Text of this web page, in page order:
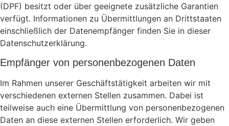
(DPF) besitzt oder über geeignete zusätzliche Garantien
verfügt. Informationen zu Übermittlungen an Drittstaaten
einschließlich der Datenempfänger finden Sie in dieser
Datenschutzerklärung.
Empfänger von personenbezogenen Daten
Im Rahmen unserer Geschäftstätigkeit arbeiten wir mit
verschiedenen externen Stellen zusammen. Dabei ist
teilweise auch eine Übermittlung von personenbezogenen
Daten an diese externen Stellen erforderlich. Wir geben